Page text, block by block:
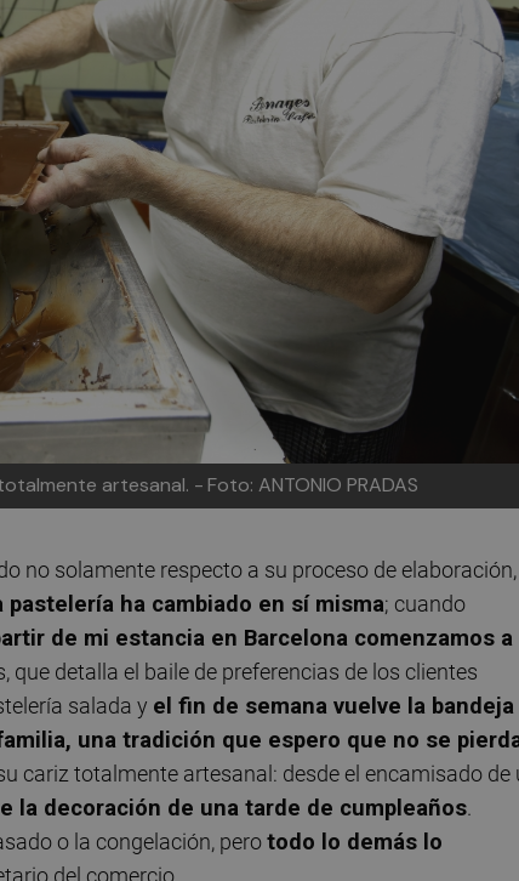
artesanal. -Foto: ANTONIO PRADAS
no solamente respecto a su proceso de elaboración,
pastelería ha cambiado en sí misma; cuando
de mi estancia en Barcelona comenzamos a
que detalla el baile de preferencias de los clientes
salada y el fin de semana vuelve la bandeja
una tradición que espero que no se
cariz totalmente artesanal: desde el encamisado de
la decoración de una tarde de cumpleaños.
o la congelación, perotodo lo demás lo
del comercio.